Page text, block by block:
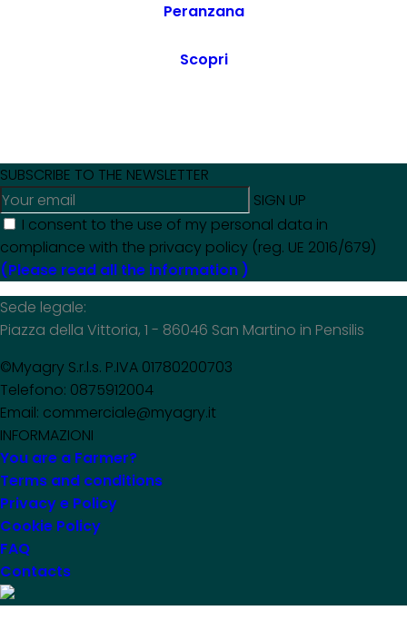
Peranzana
Scopri
SUBSCRIBE TO THE NEWSLETTER
SIGN UP
I consent to the use of my personal data in
compliance with the privacy policy (reg. UE 2016/679)
(Please read all the information )
Sede legale:
Piazza della Vittoria, 1 - 86046 San Martino in Pensilis
©Myagry S.r.l.s. P.IVA 01780200703
Telefono: 0875912004
Email: commerciale@myagry.it
INFORMAZIONI
You are a Farmer?
Terms and conditions
Privacy e Policy
Cookie Policy
FAQ
Contacts